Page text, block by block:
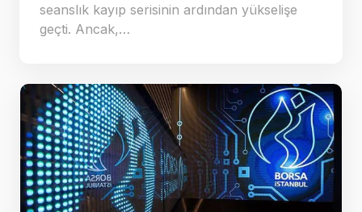
seanslık kayıp serisinin ardından yükselişe
geçti. Ancak,…